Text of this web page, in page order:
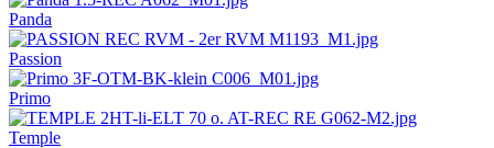
Panda
Passion
Primo
Temple